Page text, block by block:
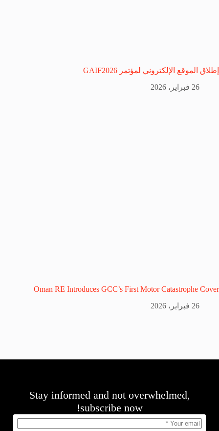
إطلاق الموقع الإلكتروني لمؤتمر GAIF2026
26 فبراير، 2026
Oman RE Introduces GCC’s First Motor Catastrophe Cover
26 فبراير، 2026
Stay informed and not overwhelmed,
subscribe now!